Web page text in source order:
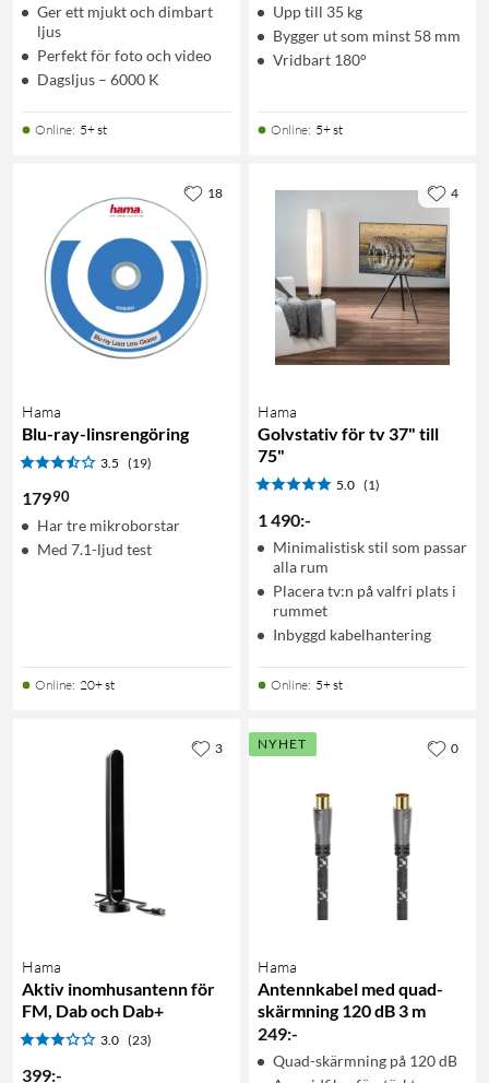
Ger ett mjukt och dimbart
ljus
Perfekt för foto och video
Dagsljus – 6000 K
Online: 5+ st
Upp till 35 kg
Bygger ut som minst 58 mm
Vridbart 180°
Online: 5+ st
Hama
Blu-ray-linsrengöring
3.5 (19)
17990
Har tre mikroborstar
Med 7.1-ljud test
Online: 20+ st
18
Hama
Golvstativ för tv 37" till
75"
5.0 (1)
1 490:-
Minimalistisk stil som passar
alla rum
Placera tv:n på valfri plats i
rummet
Inbyggd kabelhantering
Online: 5+ st
4
Hama
Aktiv inomhusantenn för
FM, Dab och Dab+
3.0 (23)
399:-
3 NYHET
Hama
Antennkabel med quad-
skärmning 120 dB 3 m
249:-
Quad-skärmning på 120 dB
0